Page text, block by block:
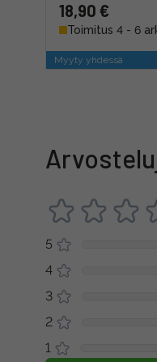
18,90 €
Toimitus 4 - 6
Myyty yhdessä
5
4
3
2
1